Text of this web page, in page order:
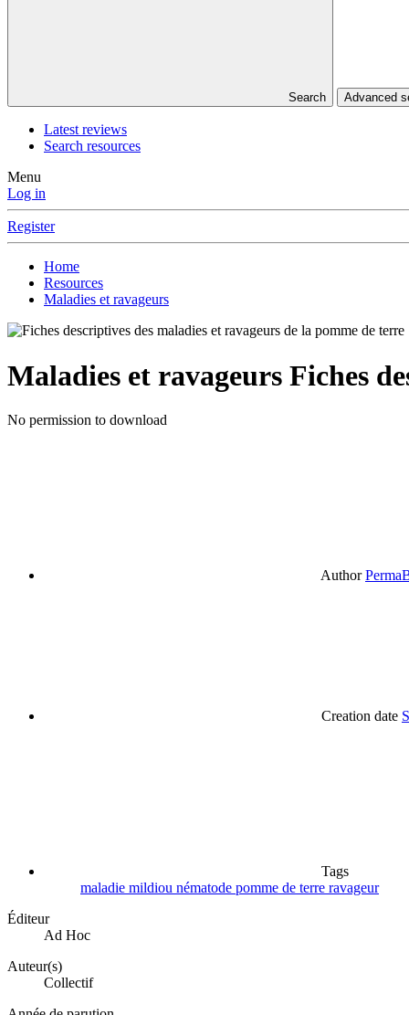
Search Advanced
Latest reviews
Search resources
Menu
Log in
Register
Home
Resources
Maladies et ravageurs
Maladies et ravageurs Fiches
No permission to download
Author
Creation date
Tags
maladie mildiou nématode pomme de terre ravageur
Éditeur
Ad Hoc
Auteur(s)
Collectif